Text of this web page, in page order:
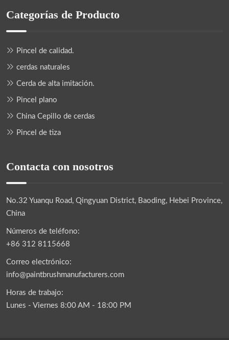
Categorías de Producto
Pincel de calidad.
cerdas naturales
Cerda de alta imitación.
Pincel plano
China Cepillo de cerdas
Pincel de tiza
Contacta con nosotros
No.32 Yuanqu Road, Qingyuan District, Baoding, Hebei Province,
China
Números de teléfono:
+86 312 8115668
Correo electrónico:
info@paintbrushmanufacturers.com
Horas de trabajo:
Lunes - Viernes 8:00 AM - 18:00 PM